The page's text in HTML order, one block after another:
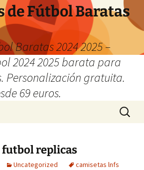
de Fútbol Baratas
Baratas 2024 2025 –
2024 2025 barata para
Personalización gratuita.
69 euros.
Buscar:
replicas
Uncategorized
camisetas lnfs